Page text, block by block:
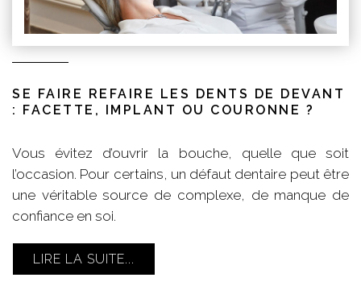
SE FAIRE REFAIRE LES DENTS DE DEVANT
: FACETTE, IMPLANT OU COURONNE ?
Vous évitez d’ouvrir la bouche, quelle que soit
l’occasion. Pour certains, un défaut dentaire peut être
une véritable source de complexe, de manque de
confiance en soi.
LIRE LA SUITE...